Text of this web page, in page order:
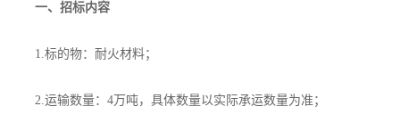
一、招标内容
1.标的物：耐火材料；
2.运输数量：4万吨，具体数量以实际承运数量为准 ；